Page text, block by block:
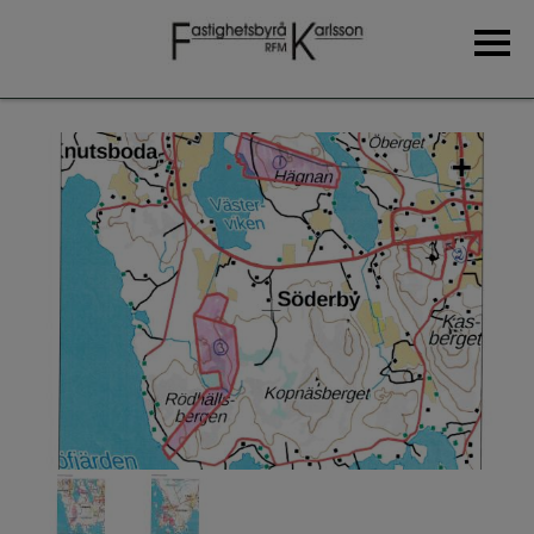
Om oss
Fastighetsförmedling
Bostadshus
Aktielägenheter
Fastighetsvärdering
Lantmäteri- och jorddomstolsärenden